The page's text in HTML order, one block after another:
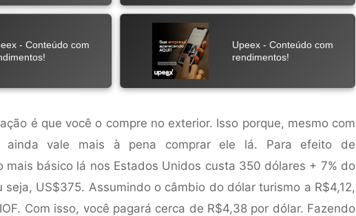
é que você o compre no exterior. Isso porque, mesmo com
ainda vale mais à pena comprar ele lá. Para efeito de
mais básico lá nos Estados Unidos custa 350 dólares + 7% do
seja, US$375. Assumindo o câmbio do dólar turismo a R$4,12,
Com isso, você pagará cerca de R$4,38 por dólar. Fazendo